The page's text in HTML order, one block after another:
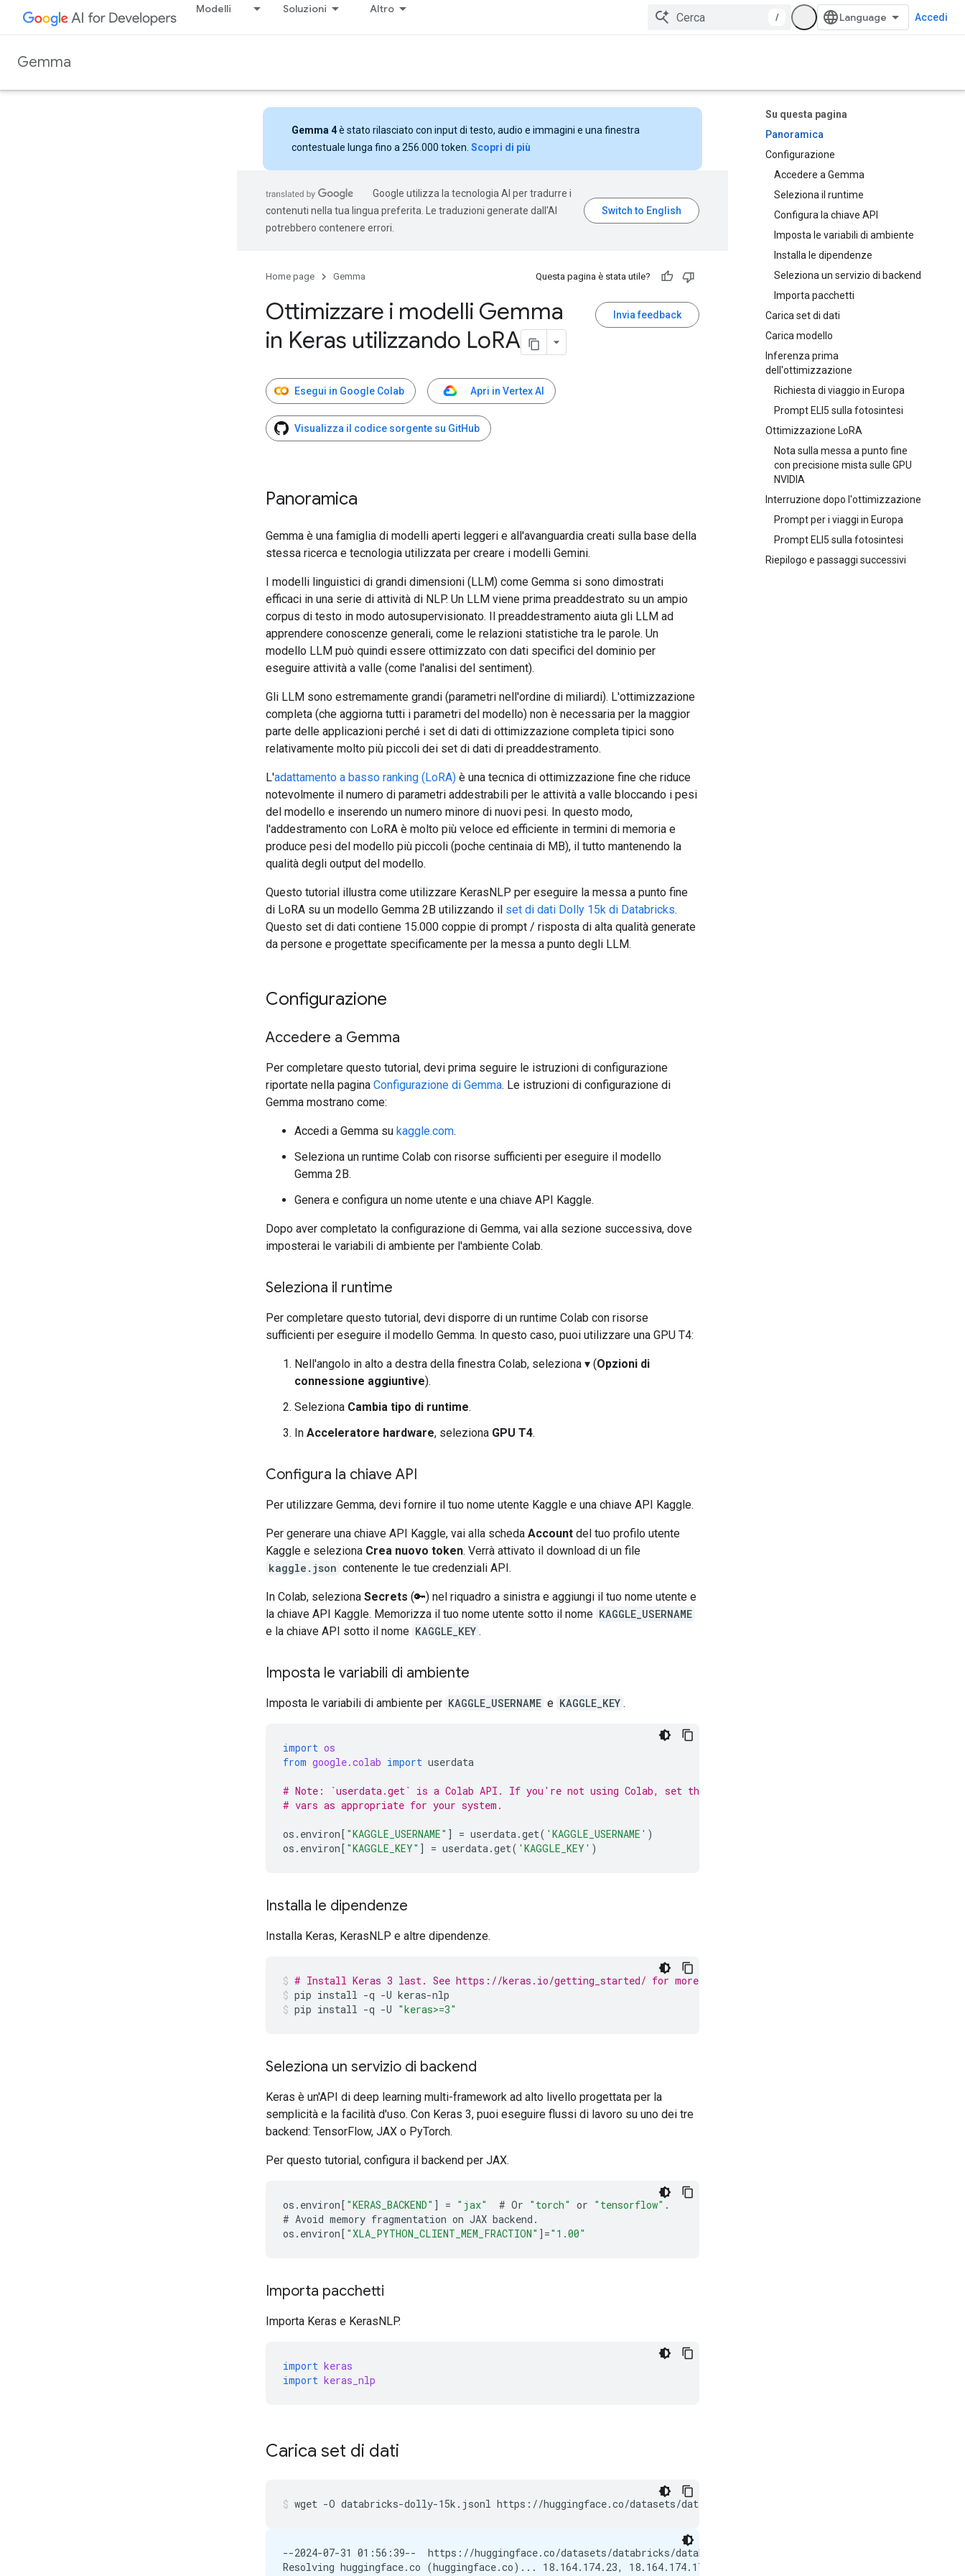
Modelli Soluzioni Altro
/ Accedi
Gemma
Su questa pagina
Panoramica
Configurazione
Accedere a Gemma
Seleziona il runtime
Configura la chiave API
Imposta le variabili di ambiente
Installa le dipendenze
Seleziona un servizio di backend
Importa pacchetti
Carica set di dati
Carica modello
Inferenza prima
dell'ottimizzazione
Richiesta di viaggio in Europa
Prompt ELI5 sulla fotosintesi
Ottimizzazione LoRA
Nota sulla messa a punto fine
con precisione mista sulle GPU
NVIDIA
Interruzione dopo l'ottimizzazione
Prompt per i viaggi in Europa
Prompt ELI5 sulla fotosintesi
Riepilogo e passaggi successivi
Gemma 4è stato rilasciato con input di testo, audio e immagini e una finestra
contestuale lunga fino a 256.000 token. Scopri di più
Google utilizza la tecnologia AI per tradurre i
contenuti nella tua lingua preferita. Le traduzioni generate dall'AI
potrebbero contenere errori.
Home page Gemma Questa pagina è stata utile?
Invia feedback
Ottimizzare i modelli Gemma
in Keras utilizzando LoRA
Esegui in Google Colab Apri in Vertex AI
Visualizza il codice sorgente su GitHub
Panoramica
Gemma è una famiglia di modelli aperti leggeri e all'avanguardia creati sulla base della
stessa ricerca e tecnologia utilizzata per creare i modelli Gemini.
I modelli linguistici di grandi dimensioni (LLM) come Gemma si sono dimostrati
efficaci in una serie di attività di NLP. Un LLM viene prima preaddestrato su un ampio
corpus di testo in modo autosupervisionato. Il preaddestramento aiuta gli LLM ad
apprendere conoscenze generali, come le relazioni statistiche tra le parole. Un
modello LLM può quindi essere ottimizzato con dati specifici del dominio per
eseguire attività a valle (come l'analisi del sentiment).
Gli LLM sono estremamente grandi (parametri nell'ordine di miliardi). L'ottimizzazione
completa (che aggiorna tutti i parametri del modello) non è necessaria per la maggior
parte delle applicazioni perché i set di dati di ottimizzazione completa tipici sono
relativamente molto più piccoli dei set di dati di preaddestramento.
L'adattamento a basso ranking (LoRA) è una tecnica di ottimizzazione fine che riduce
notevolmente il numero di parametri addestrabili per le attività a valle bloccando i pesi
del modello e inserendo un numero minore di nuovi pesi. In questo modo,
l'addestramento con LoRA è molto più veloce ed efficiente in termini di memoria e
produce pesi del modello più piccoli (poche centinaia di MB), il tutto mantenendo la
qualità degli output del modello.
Questo tutorial illustra come utilizzare KerasNLP per eseguire la messa a punto fine
di LoRA su un modello Gemma 2B utilizzando il set di dati Dolly 15k di Databricks.
Questo set di dati contiene 15.000 coppie di prompt / risposta di alta qualità generate
da persone e progettate specificamente per la messa a punto degli LLM.
Configurazione
Accedere a Gemma
Per completare questo tutorial, devi prima seguire le istruzioni di configurazione
riportate nella pagina Configurazione di Gemma. Le istruzioni di configurazione di
Gemma mostrano come:
Accedi a Gemma su kaggle.com.
Seleziona un runtime Colab con risorse sufficienti per eseguire il modello
Gemma 2B.
Genera e configura un nome utente e una chiave API Kaggle.
Dopo aver completato la configurazione di Gemma, vai alla sezione successiva, dove
imposterai le variabili di ambiente per l'ambiente Colab.
Seleziona il runtime
Per completare questo tutorial, devi disporre di un runtime Colab con risorse
sufficienti per eseguire il modello Gemma. In questo caso, puoi utilizzare una GPU T4:
Nell'angolo in alto a destra della finestra Colab, seleziona ▾ (Opzioni di
connessione aggiuntive).
Seleziona Cambia tipo di runtime.
In Acceleratore hardware, seleziona GPU T4.
Configura la chiave API
Per utilizzare Gemma, devi fornire il tuo nome utente Kaggle e una chiave API Kaggle.
Per generare una chiave API Kaggle, vai alla scheda Account del tuo profilo utente
Kaggle e seleziona Crea nuovo token. Verrà attivato il download di un file
kaggle.json contenente le tue credenziali API.
In Colab, seleziona Secrets (🔑) nel riquadro a sinistra e aggiungi il tuo nome utente e
la chiave API Kaggle. Memorizza il tuo nome utente sotto il nome KAGGLE_USERNAME
e la chiave API sotto il nome KAGGLE_KEY .
Imposta le variabili di ambiente
Imposta le variabili di ambiente per KAGGLE_USERNAME e KAGGLE_KEY .
import os
from google.colab import userdata
# Note: `userdata.get` is a Colab API. If you're not using Colab, set the env
# vars as appropriate for your system.
os . environ[ "KAGGLE_USERNAME" ] = userdata.get( 'KAGGLE_USERNAME' )
os . environ[ "KAGGLE_KEY" ] = userdata.get( 'KAGGLE_KEY' )
Installa le dipendenze
Installa Keras, KerasNLP e altre dipendenze.
# Install Keras 3 last. See https://keras.io/getting_started/ for more details.
pip install -q -U keras-nlp
pip install -q -U "keras>=3"
Seleziona un servizio di backend
Keras è un'API di deep learning multi-framework ad alto livello progettata per la
semplicità e la facilità d'uso. Con Keras 3, puoi eseguire flussi di lavoro su uno dei tre
backend: TensorFlow, JAX o PyTorch.
Per questo tutorial, configura il backend per JAX.
os . environ[ "KERAS_BACKEND" ] = "jax" # Or "torch" or "tensorflow" .
# Avoid memory fragmentation on JAX backend .
os . environ[ "XLA_PYTHON_CLIENT_MEM_FRACTION" ] ="1.00"
Importa pacchetti
Importa Keras e KerasNLP.
import keras
import keras_nlp
Carica set di dati
wget -O databricks-dolly-15k.jsonl https://huggingface.co/datasets/databricks/databricks-dolly-15k/resolve/main/
--2024-07-31 01:56:39--  https://huggingface.co/datasets/databricks/databricks-dolly-15k/resolve/main/databricks-
Resolving huggingface.co (huggingface.co)... 18.164.174.23, 18.164.174.17, 18.164.174.55, ...